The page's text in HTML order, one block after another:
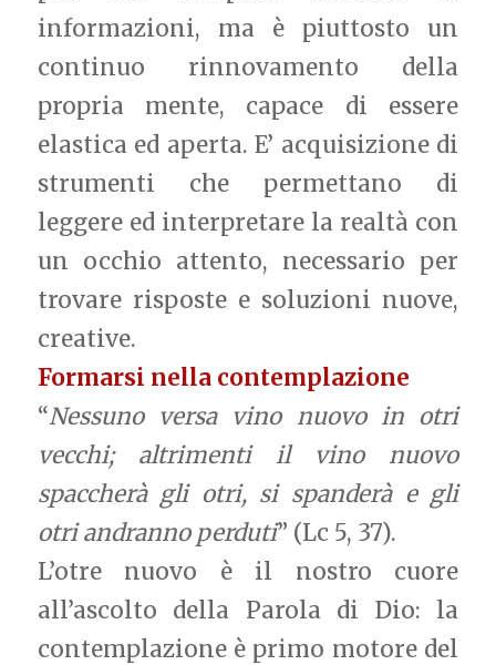
informazioni, ma è piuttosto un
continuo rinnovamento della
propria mente, capace di essere
elastica ed aperta. E’ acquisizione di
strumenti che permettano di
leggere ed interpretare la realtà con
un occhio attento, necessario per
trovare risposte e soluzioni nuove,
creative.
Formarsi nella contemplazione
“Nessuno versa vino nuovo in otri
vecchi; altrimenti il vino nuovo
spaccherà gli otri, si spanderà e gli
otri andranno perduti” (Lc 5, 37).
L’otre nuovo è il nostro cuore
all’ascolto della Parola di Dio: la
contemplazione è primo motore del